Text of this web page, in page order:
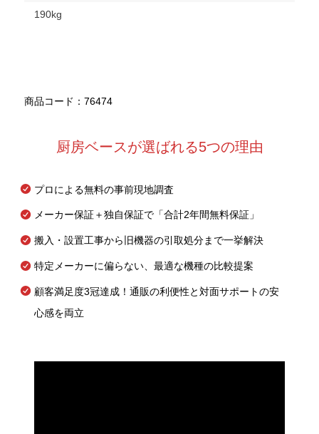
190kg
商品コード：76474
厨房ベースが選ばれる5つの理由
プロによる無料の事前現地調査
メーカー保証＋独自保証で「合計2年間無料保証」
搬入・設置工事から旧機器の引取処分まで一挙解決
特定メーカーに偏らない、最適な機種の比較提案
顧客満足度3冠達成！通販の利便性と対面サポートの安
心感を両立